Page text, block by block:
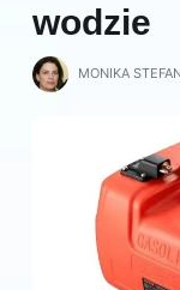
wodzie
MONIKA